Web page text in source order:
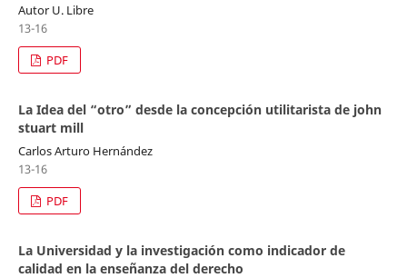
Autor U. Libre
13-16
PDF
La Idea del “otro” desde la concepción utilitarista de john
stuart mill
Carlos Arturo Hernández
13-16
PDF
La Universidad y la investigación como indicador de
calidad en la enseñanza del derecho